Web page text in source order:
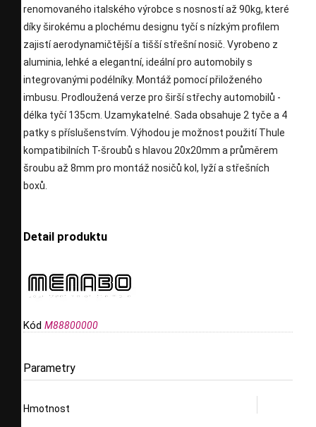
renomovaného italského výrobce s nosností až 90kg, které
díky širokému a plochému designu tyčí s nízkým profilem
zajistí aerodynamičtější a tišší střešní nosič. Vyrobeno z
aluminia, lehké a elegantní, ideální pro automobily s
integrovanými podélníky. Montáž pomocí přiloženého
imbusu. Prodloužená verze pro širší střechy automobilů -
délka tyčí 135cm. Uzamykatelné. Sada obsahuje 2 tyče a 4
patky s příslušenstvím. Výhodou je možnost použití Thule
kompatibilních T-šroubů s hlavou 20x20mm a průměrem
šroubu až 8mm pro montáž nosičů kol, lyží a střešních
boxů.
Detail produktu
Kód M88800000
Parametry
Hmotnost